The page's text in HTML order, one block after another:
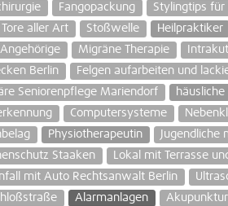
Fangopackung Stylingtips für
aller Art
Stoßwelle Heilpraktiker
Migräne Therapie
Berlin
Felgen aufarbeiten und
Seniorenpflege Mariendorf
Computersysteme
Physiotherapeutin
Staaken
Lokal mit Terrasse
mit Auto Rechtsanwalt Berlin
Alarmanlagen